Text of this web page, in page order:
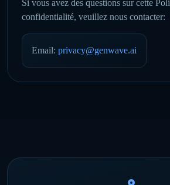
Si vous avez des questions sur cette
confidentialité, veuillez nous contacter:
Email: privacy@genwave.ai